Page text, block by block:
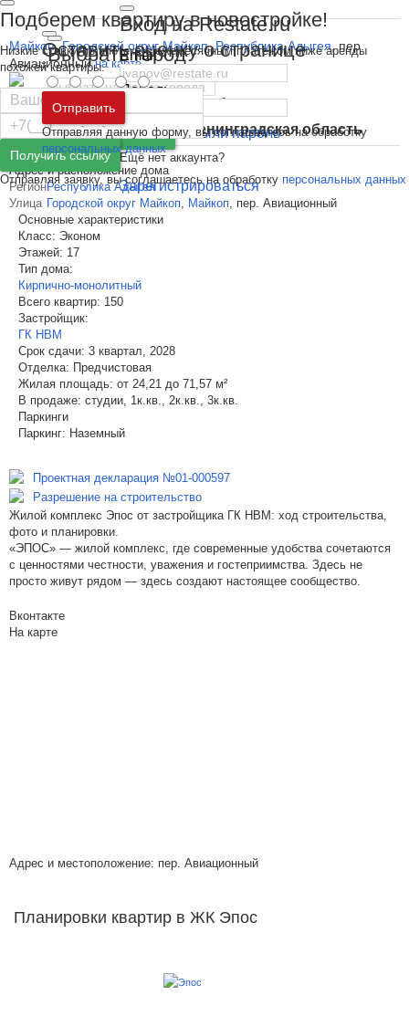
Выбрать город
Москва и
Московская область
Санкт-Петербург иЛенинградская область
Вход на Restate.ru
Email
Пароль
Войти Забыли пароль
Ещё нет аккаунта?
Зарегистрироваться
Майкоп,Городской округ Майкоп,Республика Адыгея,пер.
Авиационный на карте
Застройщик (Девелопер)
Пожаловаться
Адрес и расположение дома
РегионРеспублика Адыгея
Улица Городской округ Майкоп, Майкоп, пер. Авиационный
Основные характеристики
Класс: Эконом
Этажей: 17
Тип дома:
Кирпично-монолитный
Всего квартир: 150
Застройщик:
ГК НВМ
Срок сдачи: 3 квартал, 2028
Отделка: Предчистовая
Жилая площадь: от 24,21 до 71,57 м²
В продаже: студии, 1к.кв., 2к.кв., 3к.кв.
Паркинги
Паркинг: Наземный
Проектная декларация №01-000597
Разрешение на строительство
Жилой комплекс Эпос от застройщика ГК НВМ: ход строительства,
фото и планировки.
«ЭПОС» — жилой комплекс, где современные удобства сочетаются
с ценностями честности, уважения и гостеприимства. Здесь не
просто живут рядом — здесь создают настоящее сообщество.
Вконтакте
На карте
Адрес и местоположение: пер. Авиационный
Планировки квартир в ЖК Эпос
Подберем квартиру в новостройке!
Низкие ставки по ипотеке с ежемесячным платежом ниже аренды
похожей квартиры.
Получить ссылку
Отправляя заявку, вы соглашаетесь на обработку персональных данных
Оставить оценку о странице
Отправить
Отправляя данную форму, вы соглашаетесь на обработку
персональных данных